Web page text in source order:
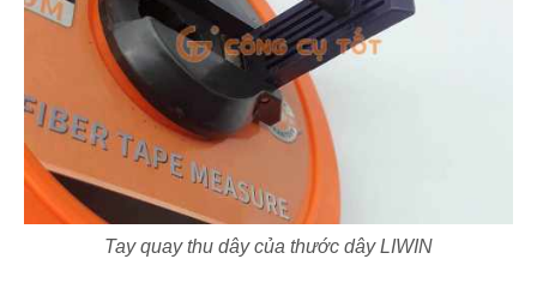
Tay quay thu dây của thước dây LIWIN